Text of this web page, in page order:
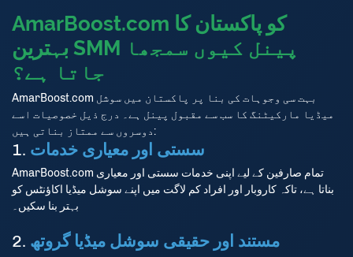
AmarBoost.com کو پاکستان کا
بہترین SMM پینل کیوں سمجھا
جاتا ہے؟
AmarBoost.com بہت سی وجوہات کی بنا پر پاکستان میں سوشل
میڈیا مارکیٹنگ کا سب سے مقبول پینل ہے۔ درج ذیل خصوصیات اسے
دوسروں سے ممتاز بناتی ہیں:
1. سستی اور معیاری خدمات
AmarBoost.com تمام صارفین کے لیے اپنی خدمات سستی اور معیاری
بناتا ہے، تاکہ کاروبار اور افراد کم لاگت میں اپنے سوشل میڈیا اکاؤنٹس کو
بہتر بنا سکیں۔
2. مستند اور حقیقی سوشل میڈیا گروتھ